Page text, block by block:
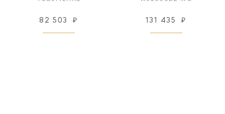
82 503 ₽ 131 435 ₽